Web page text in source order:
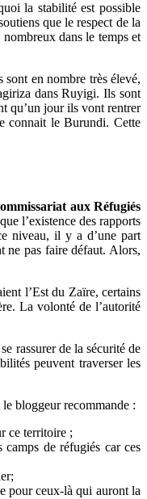
la stabilité est possible
que le respect de la
dans le temps et
sont en nombre très élevé,
dans Ruyigi. Ils sont
qu’un jour ils vont rentrer
connait le Burundi. Cette
aux Réfugiés
l’existence des rapports
niveau, il y a d’une part
ne pas faire défaut. Alors,
l’Est du Zaïre, certains
La volonté de l’autorité
rassurer de la sécurité de
peuvent traverser les
bloggeur recommande :
ce territoire ;
de réfugiés car ces
pour ceux-là qui auront la